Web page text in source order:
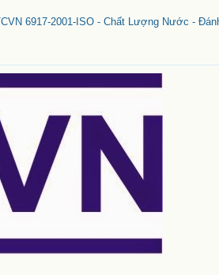
6917-2001-ISO - Chất Lượng Nước -